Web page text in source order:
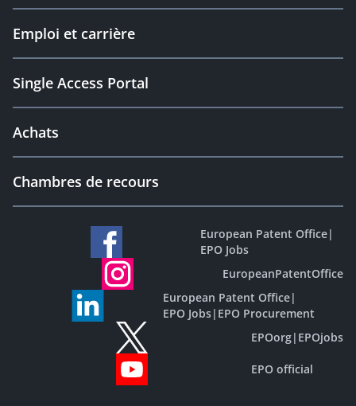
Emploi et carrière
Single Access Portal
Achats
Chambres de recours
European Patent Office|
EPO Jobs
EuropeanPatentOffice
European Patent Office|
EPO Jobs| EPO Procurement
EPOorg| EPOjobs
EPO official